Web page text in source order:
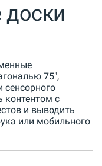
75",
контентом с
и выводить
или мобильного